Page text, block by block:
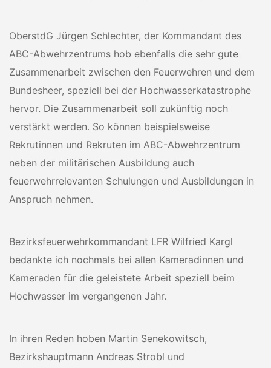
OberstdG Jürgen Schlechter, der Kommandant des
ABC-Abwehrzentrums hob ebenfalls die sehr gute
Zusammenarbeit zwischen den Feuerwehren und dem
Bundesheer, speziell bei der Hochwasserkatastrophe
hervor. Die Zusammenarbeit soll zukünftig noch
verstärkt werden. So können beispielsweise
Rekrutinnen und Rekruten im ABC-Abwehrzentrum
neben der militärischen Ausbildung auch
feuerwehrrelevanten Schulungen und Ausbildungen in
Anspruch nehmen.
Bezirksfeuerwehrkommandant LFR Wilfried Kargl
bedankte ich nochmals bei allen Kameradinnen und
Kameraden für die geleistete Arbeit speziell beim
Hochwasser im vergangenen Jahr.
In ihren Reden hoben Martin Senekowitsch,
Bezirkshauptmann Andreas Strobl und